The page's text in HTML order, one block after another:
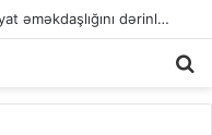
Səfir: Azərbaycan Omanla nəqliyyat əməkdaşlığını dərinləşdirməyə hazırdır